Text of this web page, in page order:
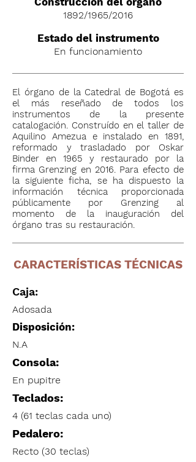
1892/1965/2016
Estado del instrumento
En funcionamiento
El órgano de la Catedral de Bogotá es
el más reseñado de todos los
instrumentos de la presente
catalogación. Construído en el taller de
Aquilino Amezua e instalado en 1891,
reformado y trasladado por Oskar
Binder en 1965 y restaurado por la
firma Grenzing en 2016. Para efecto de
la siguiente ficha, se ha dispuesto la
información técnica proporcionada
públicamente por Grenzing al
momento de la inauguración del
órgano tras su restauración.
CARACTERÍSTICAS TÉCNICAS
Caja:
Adosada
Disposición:
N.A
Consola:
En pupitre
Teclados:
4 (61 teclas cada uno)
Pedalero:
Recto (30 teclas)